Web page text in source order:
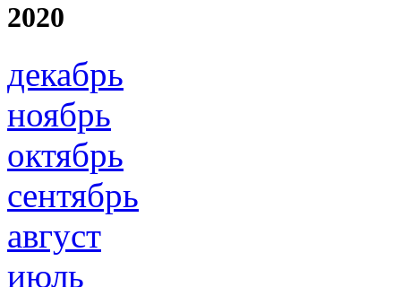
2020
декабрь
ноябрь
октябрь
сентябрь
август
июль